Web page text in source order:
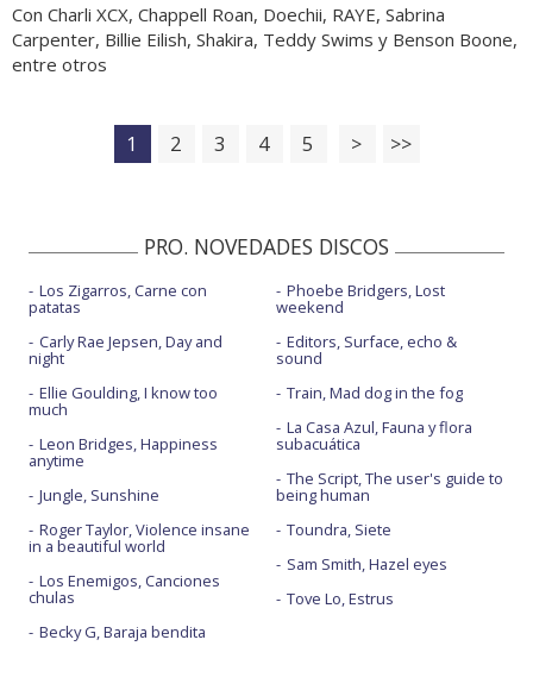
Con Charli XCX, Chappell Roan, Doechii, RAYE, Sabrina
Carpenter, Billie Eilish, Shakira, Teddy Swims y Benson Boone,
entre otros
1 2 3 4 5 > >>
PRO. NOVEDADES DISCOS
Los Zigarros, Carne con
patatas
Carly Rae Jepsen, Day and
night
Ellie Goulding, I know too
much
Leon Bridges, Happiness
anytime
Jungle, Sunshine
Roger Taylor, Violence insane
in a beautiful world
Los Enemigos, Canciones
chulas
Becky G, Baraja bendita
Phoebe Bridgers, Lost
weekend
Editors, Surface, echo &
sound
Train, Mad dog in the fog
La Casa Azul, Fauna y flora
subacuática
The Script, The user's guide to
being human
Toundra, Siete
Sam Smith, Hazel eyes
Tove Lo, Estrus